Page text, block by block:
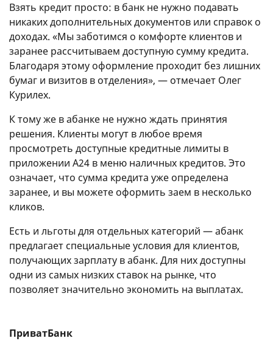
Взять кредит просто: в банк не нужно подавать
никаких дополнительных документов или справок о
доходах. «Мы заботимся о комфорте клиентов и
заранее рассчитываем доступную сумму кредита.
Благодаря этому оформление проходит без лишних
бумаг и визитов в отделения», — отмечает Олег
Курилех.
К тому же в абанке не нужно ждать принятия
решения. Клиенты могут в любое время
просмотреть доступные кредитные лимиты в
приложении А24 в меню наличных кредитов. Это
означает, что сумма кредита уже определена
заранее, и вы можете оформить заем в несколько
кликов.
Есть и льготы для отдельных категорий — абанк
предлагает специальные условия для клиентов,
получающих зарплату в абанк. Для них доступны
одни из самых низких ставок на рынке, что
позволяет значительно экономить на выплатах.
ПриватБанк